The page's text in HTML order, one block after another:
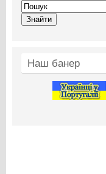
Наш банер